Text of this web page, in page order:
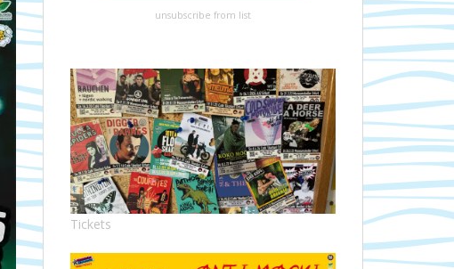
unsubscribe from list
Tickets